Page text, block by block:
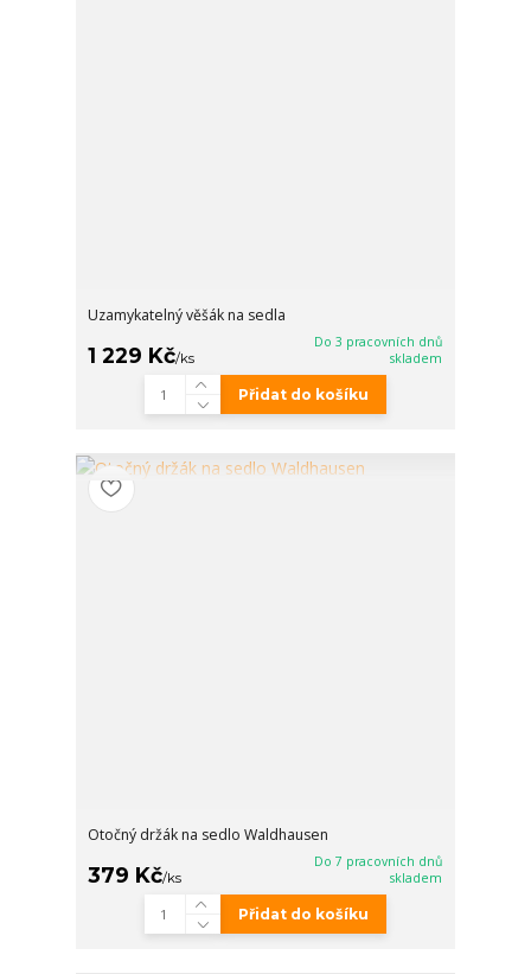
Uzamykatelný věšák na sedla
1 229 Kč/ks
Do 3 pracovních dnů
skladem
Přidat do košíku
Otočný držák na sedlo Waldhausen
379 Kč/ks
Do 7 pracovních dnů
skladem
Přidat do košíku